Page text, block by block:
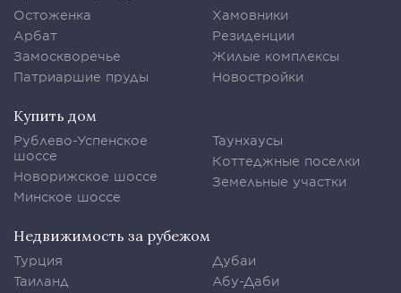
Остоженка
Арбат
Замоскворечье
Патриаршие пруды
Хамовники
Резиденции
Жилые комплексы
Новостройки
Купить дом
Рублево-Успенское
шоссе
Новорижское шоссе
Минское шоссе
Таунхаусы
Коттеджные поселки
Земельные участки
Недвижимость за рубежом
Турция
Таиланд
Дубаи
Абу-Даби